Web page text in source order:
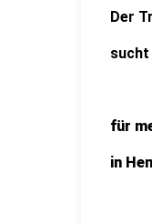
Der
für
in